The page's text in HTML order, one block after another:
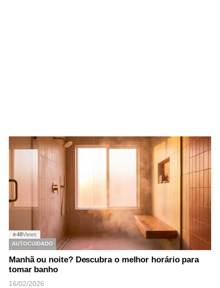
◉48Views
AUTOCUIDADO
Manhã ou noite? Descubra o melhor horário para
tomar banho
16/02/2026